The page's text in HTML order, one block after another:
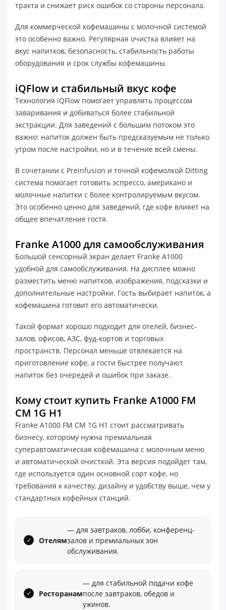
тракта и снижает риск ошибок со стороны персонала.
Для коммерческой кофемашины с молочной системой
это особенно важно. Регулярная очистка влияет на
вкус напитков, безопасность, стабильность работы
оборудования и срок службы кофемашины.
iQFlow и стабильный вкус кофе
Технология iQFlow помогает управлять процессом
заваривания и добиваться более стабильной
экстракции. Для заведений с большим потоком это
важно: напиток должен быть предсказуемым не только
утром после настройки, но и в течение всей смены.
В сочетании с Preinfusion и точной кофемолкой Ditting
система помогает готовить эспрессо, американо и
молочные напитки с более контролируемым вкусом.
Это особенно ценно для заведений, где кофе влияет на
общее впечатление гостя.
Franke A1000 для самообслуживания
Большой сенсорный экран делает Franke A1000
удобной для самообслуживания. На дисплее можно
разместить меню напитков, изображения, подсказки и
дополнительные настройки. Гость выбирает напиток, а
кофемашина готовит его автоматически.
Такой формат хорошо подходит для отелей, бизнес-
залов, офисов, АЗС, фуд-кортов и торговых
пространств. Персонал меньше отвлекается на
приготовление кофе, а гости быстрее получают
напиток без очередей и ошибок при заказе.
Кому стоит купить Franke A1000 FM
CM 1G H1
Franke A1000 FM CM 1G H1 стоит рассматривать
бизнесу, которому нужна премиальная
суперавтоматическая кофемашина с молочным меню
и автоматической очисткой. Эта версия подойдет там,
где используется один основной сорт кофе, но
требования к качеству, дизайну и удобству выше, чем у
стандартных кофейных станций.
Отелям
— для завтраков, лобби, конференц-
залов и премиальных зон
обслуживания.
Ресторанам
— для стабильной подачи кофе
после завтраков, обедов и
ужинов.